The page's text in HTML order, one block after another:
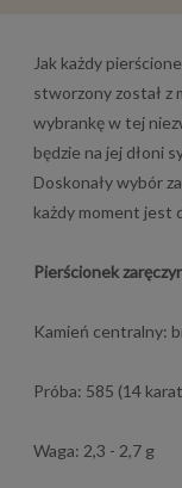
Jak każdy
stworzony został z
wybrankę w tej
będzie na jej dłoni
Doskonały wybór
każdy moment jest
Pierścionek
Kamień centralny:
Próba: 585 (14
Waga: 2,3 - 2,7 g